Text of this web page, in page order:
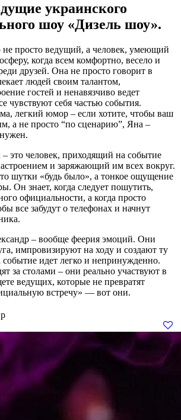
украинского
шоу «Дизель шоу».
не просто ведущий, а человек, умеющий
когда всем комфортно, весело и
друзей. Она не просто говорит в
людей своим талантом,
гостей и ненавязчиво ведет
чувствуют себя частью события.
легкий юмор – если хотите, чтобы ваш
а не просто “по сценарию”, Яна –
это человек, приходящий на событие
и заряжающий им всех вокруг.
шутки «будь было», а тонкое ощущение
Он знает, когда следует пошутить,
официальности, а когда просто
все забудут о телефонах и начнут
– вообще феерия эмоций. Они
импровизируют на ходу и создают ту
событие идет легко и непринужденно.
за столами – они реально участвуют в
ведущих, которые не превратят
встречу» — вот они.